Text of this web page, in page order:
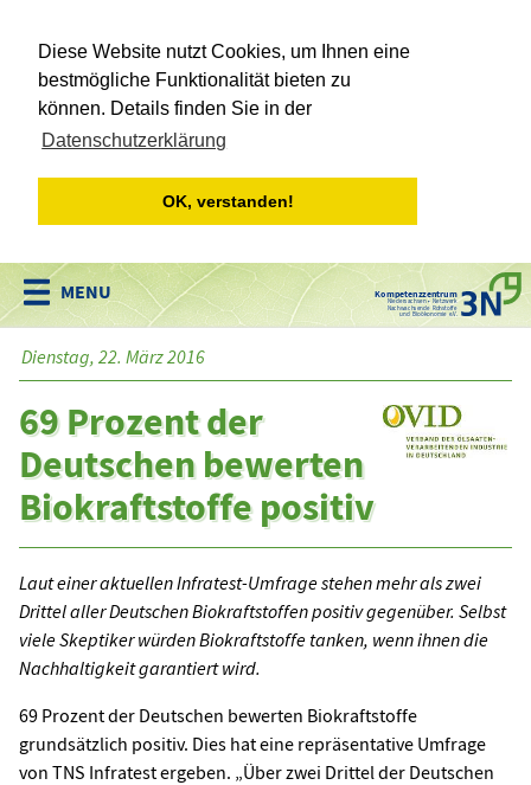
Diese Website nutzt Cookies, um Ihnen eine
bestmögliche Funktionalität bieten zu
können. Details finden Sie in der
Datenschutzerklärung
OK, verstanden!
Kompetenzzentrum
Niedersachsen • Netzwerk
Nachwachsende Rohstoffe
und Bioökonomie e.V.
Dienstag, 22. März 2016
69 Prozent der
Deutschen bewerten
Biokraftstoffe positiv
Laut einer aktuellen Infratest-Umfrage stehen mehr als zwei
Drittel aller Deutschen Biokraftstoffen positiv gegenüber. Selbst
viele Skeptiker würden Biokraftstoffe tanken, wenn ihnen die
Nachhaltigkeit garantiert wird.
69 Prozent der Deutschen bewerten Biokraftstoffe
grundsätzlich positiv. Dies hat eine repräsentative Umfrage
von TNS Infratest ergeben. „Über zwei Drittel der Deutschen